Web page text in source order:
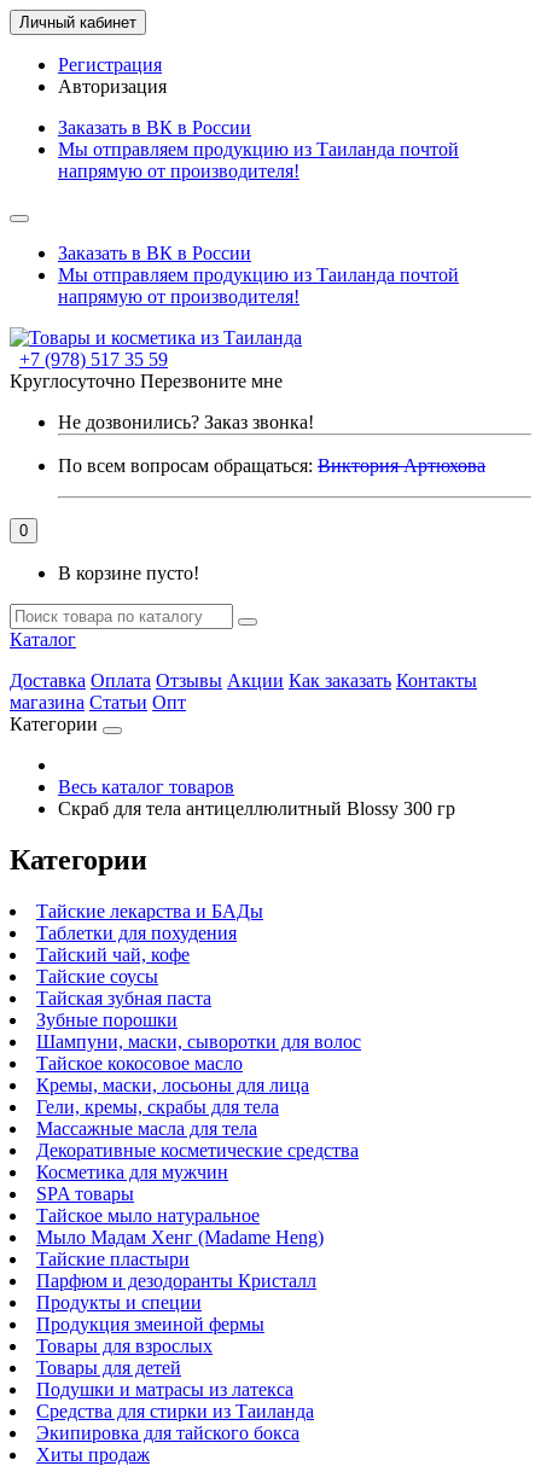
Личный кабинет
Регистрация
Авторизация
Заказать в ВК в России
Мы отправляем продукцию из Таиланда почтой
напрямую от производителя!
Заказать в ВК в России
Мы отправляем продукцию из Таиланда почтой
напрямую от производителя!
+7 (978) 517 35 59
Круглосуточно Перезвоните мне
Не дозвонились? Заказ звонка!
По всем вопросам обращаться: Виктория Артюхова
0
В корзине пусто!
Каталог
Доставка Оплата Отзывы Акции Как заказать Контакты
магазина Статьи Опт
Категории
Весь каталог товаров
Скраб для тела антицеллюлитный Blossy 300 гр
Категории
Тайские лекарства и БАДы
Таблетки для похудения
Тайский чай, кофе
Тайские соусы
Тайская зубная паста
Зубные порошки
Шампуни, маски, сыворотки для волос
Тайское кокосовое масло
Кремы, маски, лосьоны для лица
Гели, кремы, скрабы для тела
Массажные масла для тела
Декоративные косметические средства
Косметика для мужчин
SPA товары
Тайское мыло натуральное
Мыло Мадам Хенг (Madame Heng)
Тайские пластыри
Парфюм и дезодоранты Кристалл
Продукты и специи
Продукция змеиной фермы
Товары для взрослых
Товары для детей
Подушки и матрасы из латекса
Средства для стирки из Таиланда
Экипировка для тайского бокса
Хиты продаж